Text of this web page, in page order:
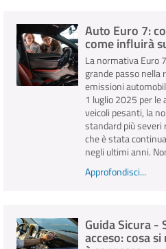
Auto Euro 7:
come influirà
La normativa Euro
grande passo nella
emissioni
1 luglio 2025 per le
veicoli pesanti, la
standard più severi
che è stata
negli ultimi anni.
Approfondisci...
Guida Sicura -
acceso: cosa